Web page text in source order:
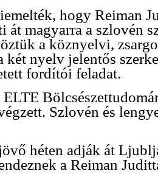
hogy Reiman
át magyarra a szlovén
a köznyelvi,
két nyelv jelentős
fordítói feladat.
Szlovén és
héten adják át
a Reiman